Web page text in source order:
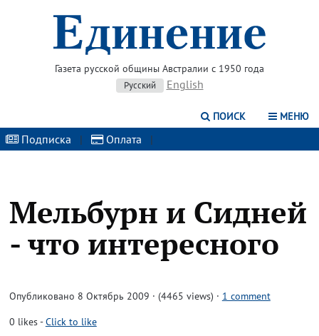
Газета русской общины Австралии с 1950 года
Русский English
ПОИСК МЕНЮ
Подписка | Оплата |
Мельбурн и Сидней
- что интересного
Опубликовано 8 Октябрь 2009 · (4465 views) · 1 comment
0 likes-Click to like